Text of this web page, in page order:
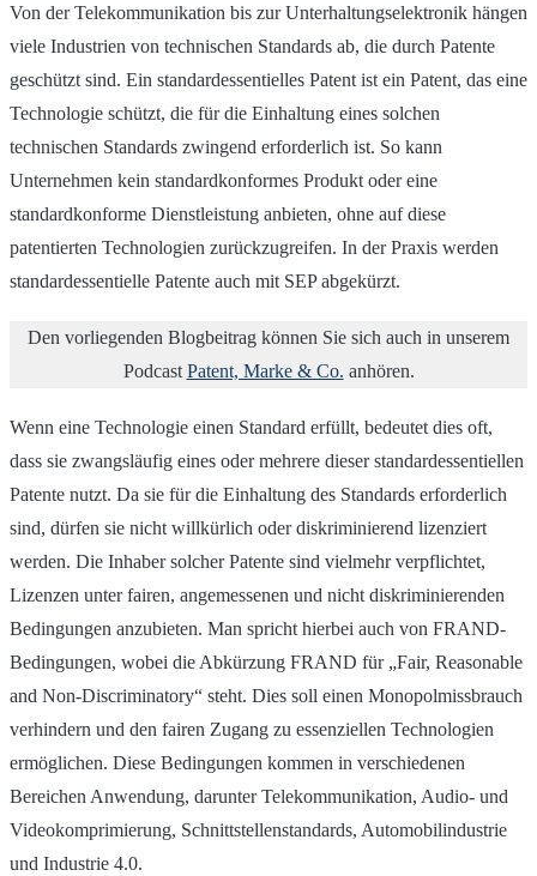
Von der Telekommunikation bis zur Unterhaltungselektronik hängen
viele Industrien von technischen Standards ab, die durch Patente
geschützt sind. Ein standardessentielles Patent ist ein Patent, das eine
Technologie schützt, die für die Einhaltung eines solchen
technischen Standards zwingend erforderlich ist. So kann
Unternehmen kein standardkonformes Produkt oder eine
standardkonforme Dienstleistung anbieten, ohne auf diese
patentierten Technologien zurückzugreifen. In der Praxis werden
standardessentielle Patente auch mit SEP abgekürzt.
Den vorliegenden Blogbeitrag können Sie sich auch in unserem
Podcast Patent, Marke & Co. anhören.
Wenn eine Technologie einen Standard erfüllt, bedeutet dies oft,
dass sie zwangsläufig eines oder mehrere dieser standardessentiellen
Patente nutzt. Da sie für die Einhaltung des Standards erforderlich
sind, dürfen sie nicht willkürlich oder diskriminierend lizenziert
werden. Die Inhaber solcher Patente sind vielmehr verpflichtet,
Lizenzen unter fairen, angemessenen und nicht diskriminierenden
Bedingungen anzubieten. Man spricht hierbei auch von FRAND-
Bedingungen, wobei die Abkürzung FRAND für „Fair, Reasonable
and Non-Discriminatory“ steht. Dies soll einen Monopolmissbrauch
verhindern und den fairen Zugang zu essenziellen Technologien
ermöglichen. Diese Bedingungen kommen in verschiedenen
Bereichen Anwendung, darunter Telekommunikation, Audio- und
Videokomprimierung, Schnittstellenstandards, Automobilindustrie
und Industrie 4.0.